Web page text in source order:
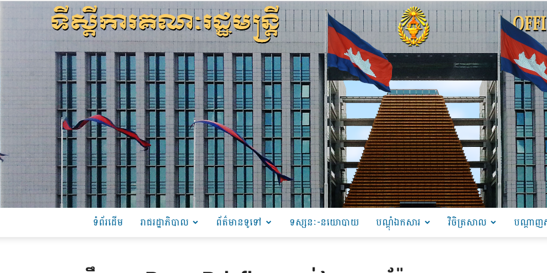
ទំព័រដើម រាជរដ្ឋាភិបាល ព័ត៌មានទូទៅ ទស្សនៈ-នយោបាយ បណ្ដុំឯកសារ វិចិត្រសាល បណ្តាញ